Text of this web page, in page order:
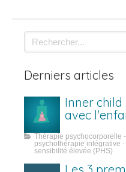
Rechercher
Derniers articles
Inner
avec
Thérapie psychocorporelle
psychothérapie intégrative
sensibilité élevée (PHS)